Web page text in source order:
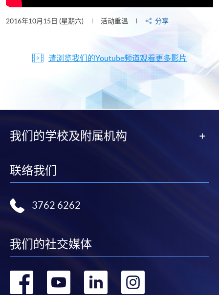
2016年10月15日 (星期六) 活动重温 分享
请浏览我们的Youtube频道观看更多影片
我们的学校及附属机构
联络我们
3762 6262
我们的社交媒体
转 转 转 转